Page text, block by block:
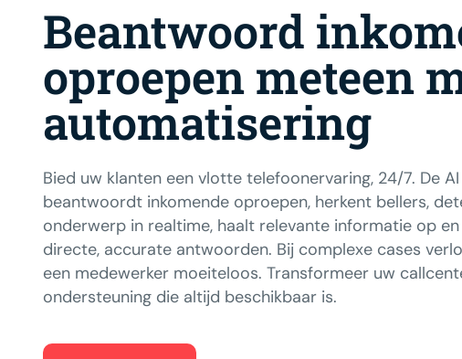
Beantwoord
oproepen meteen
automatisering
Bied uw klanten een vlotte telefoonervaring, 24/7. De
beantwoordt inkomende oproepen, herkent bellers,
onderwerp in realtime, haalt relevante informatie op
directe, accurate antwoorden. Bij complexe cases
een medewerker moeiteloos. Transformeer uw
ondersteuning die altijd beschikbaar is.